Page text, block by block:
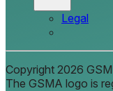
Legal
Copyright 2026
The GSMA logo is